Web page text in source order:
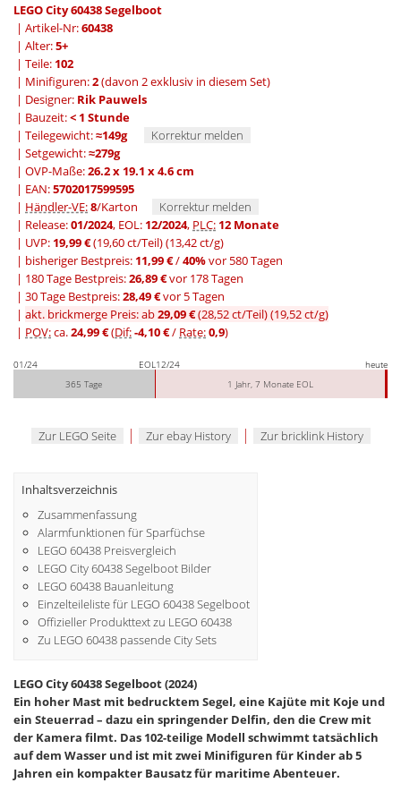
LEGO City 60438 Segelboot
| Artikel-Nr:60438
| Alter:5+
| Teile: 102
| Minifiguren:2(davon 2 exklusiv in diesem Set)
| Designer: Rik Pauwels
| Bauzeit:< 1 Stunde
| Teilegewicht:≈149g
Korrektur melden
| Setgewicht:≈279g
| OVP-Maße:26.2 x 19.1 x 4.6 cm
| EAN:5702017599595
| Händler-VE:8/Karton
Korrektur melden
| Release:01/2024, EOL: 12/2024, PLC: 12 Monate
| UVP: 19,99 €(19,60 ct/Teil)(13,42 ct/g)
| bisheriger Bestpreis: 11,99 €/40%vor 580 Tagen
| 180 Tage Bestpreis:26,89 €vor 178 Tagen
| 30 Tage Bestpreis:28,49 €vor 5 Tagen
| akt. brickmerge Preis: ab29,09 €(28,52 ct/Teil)(19,52 ct/g)
| POV:ca.24,99 €(Dif:-4,10 €/ Rate:0,9)
01/24 EOL 12/24
heute
365 Tage
1 Jahr, 7 Monate EOL
Zur LEGO Seite | Zur ebay History | Zur bricklink History
Inhaltsverzeichnis
Zusammenfassung
Alarmfunktionen für Sparfüchse
LEGO 60438 Preisvergleich
LEGO City 60438 Segelboot Bilder
LEGO 60438 Bauanleitung
Einzelteileliste für LEGO 60438 Segelboot
Offizieller Produkttext zu LEGO 60438
Zu LEGO 60438 passende City Sets
LEGO City 60438 Segelboot (2024)
Ein hoher Mast mit bedrucktem Segel, eine Kajüte mit Koje und
ein Steuerrad – dazu ein springender Delfin, den die Crew mit
der Kamera filmt. Das 102-teilige Modell schwimmt tatsächlich
auf dem Wasser und ist mit zwei Minifiguren für Kinder ab 5
Jahren ein kompakter Bausatz für maritime Abenteuer.